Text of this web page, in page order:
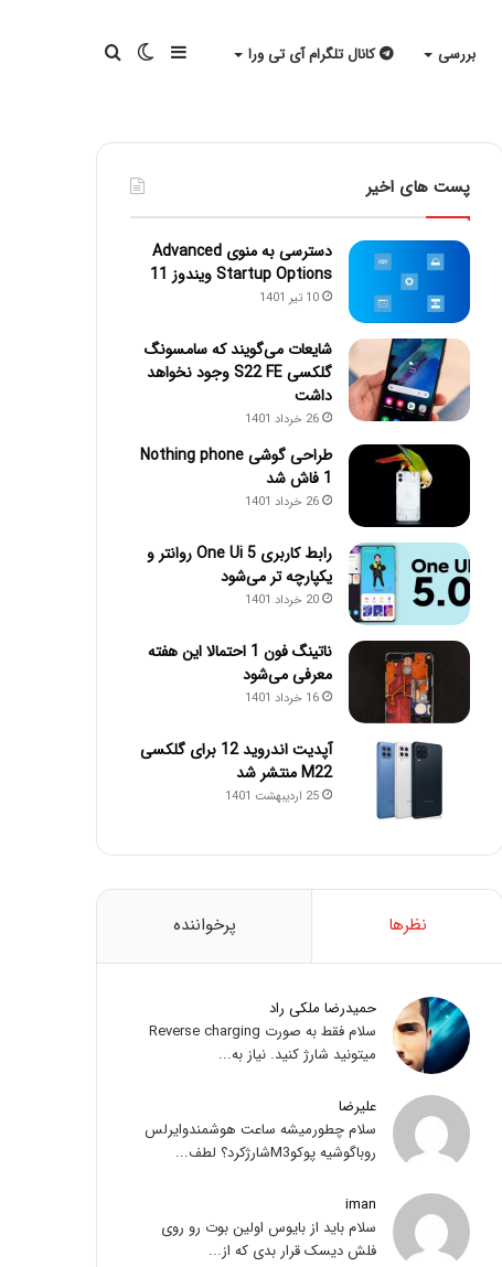
بررسی کانال تلگرام آی تی ورا تغییرسایدبار
پست های اخیر
دسترسی به منوی Advanced
Startup Options ویندوز 11
10 تیر 1401
شایعات می‌گویند که سامسونگ
گلکسی S22 FE وجود نخواهد
داشت
26 خرداد 1401
طراحی گوشی Nothing phone
1 فاش شد
26 خرداد 1401
رابط کاربری One Ui 5 روانتر و
یکپارچه تر می‌شود
20 خرداد 1401
ناتینگ فون 1 احتمالا این هفته
معرفی می‌شود
16 خرداد 1401
آپدیت اندروید 12 برای گلکسی
M22 منتشر شد
25 اردیبهشت 1401
نظرها پرخواننده
حمیدرضا ملکی راد
سلام فقط به صورت Reverse charging
میتونید شارژ کنید. نیاز به...
علیرضا
سلام چطورمیشه ساعت هوشمندوایرلس
روباگوشیه پوکوM3شارژکرد؟ لطف...
iman
سلام باید از بایوس اولین بوت رو روی
فلش دیسک قرار بدی که از...